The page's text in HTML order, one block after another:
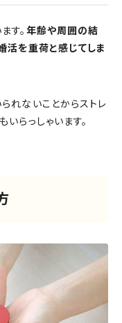
す。 年齢や周囲の結
活を重荷と感じてしま
れないことからストレ
らっしゃいます。